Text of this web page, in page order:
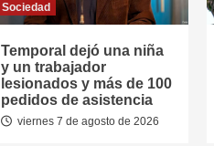
Sociedad
Temporal dejó una niña
y un trabajador
lesionados y más de 100
pedidos de asistencia
viernes 7 de agosto de 2026